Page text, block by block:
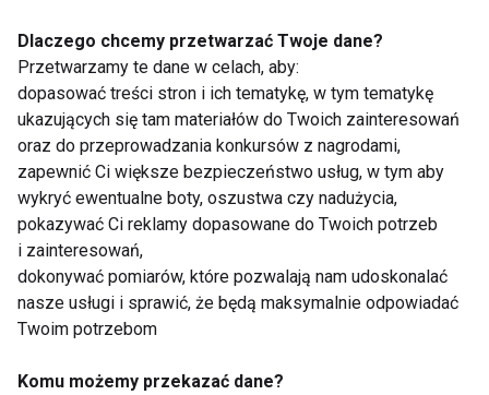
Balonikowanie żołądka
– nieinwazyjny zabieg
w leczeniu otyłości
Czy powinniśmy bać
się dentysty?
Pokaż więcej
Mózg
Dlaczego chcemy przetwarzać Twoje dane?
Przetwarzamy te dane w celach, aby:
dopasować treści stron i ich tematykę, w tym tematykę
ukazujących się tam materiałów do Twoich zainteresowań
oraz do przeprowadzania konkursów z nagrodami,
zapewnić Ci większe bezpieczeństwo usług, w tym aby
wykryć ewentualne boty, oszustwa czy nadużycia,
pokazywać Ci reklamy dopasowane do Twoich potrzeb
i zainteresowań,
dokonywać pomiarów, które pozwalają nam udoskonalać
nasze usługi i sprawić, że będą maksymalnie odpowiadać
Twoim potrzebom
Komu możemy przekazać dane?